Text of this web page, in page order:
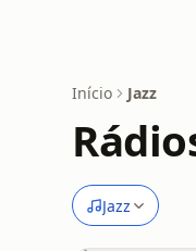
Início Jazz
Jazz